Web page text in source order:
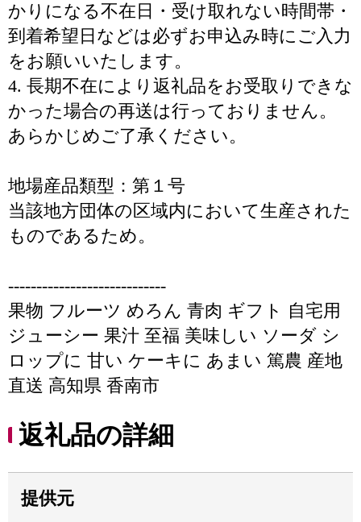
かりになる不在日・受け取れない時間帯・
到着希望日などは必ずお申込み時にご入力
をお願いいたします。
4. 長期不在により返礼品をお受取りできな
かった場合の再送は行っておりません。
あらかじめご了承ください。
地場産品類型：第１号
当該地方団体の区域内において生産された
ものであるため。
----------------------------
果物 フルーツ めろん 青肉 ギフト 自宅用
ジューシー 果汁 至福 美味しい ソーダ シ
ロップに 甘い ケーキに あまい 篤農 産地
直送 高知県 香南市
返礼品の詳細
提供元